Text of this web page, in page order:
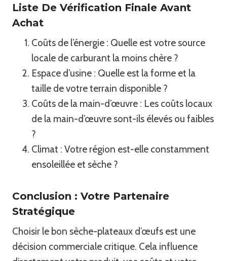
Liste De Vérification Finale Avant
Achat
Coûts de l’énergie : Quelle est votre source
locale de carburant la moins chère ?
Espace d’usine : Quelle est la forme et la
taille de votre terrain disponible ?
Coûts de la main-d’œuvre : Les coûts locaux
de la main-d’œuvre sont-ils élevés ou faibles
?
Climat : Votre région est-elle constamment
ensoleillée et sèche ?
Conclusion : Votre Partenaire
Stratégique
Choisir le bon sèche-plateaux d’œufs est une
décision commerciale critique. Cela influence